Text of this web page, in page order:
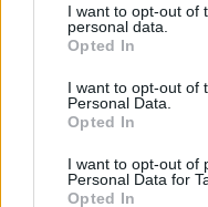
I want to opt-out of
personal data.
Opted In
I want to opt-out of
Personal Data.
Opted In
I want to opt-out of
Personal Data for
Opted In